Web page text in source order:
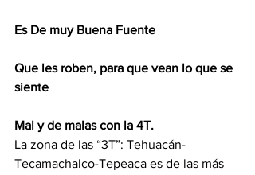
Es De muy Buena Fuente
Que les roben, para que vean lo que se
siente
Mal y de malas con la 4T.
La zona de las “3T”: Tehuacán-
Tecamachalco-Tepeaca es de las más